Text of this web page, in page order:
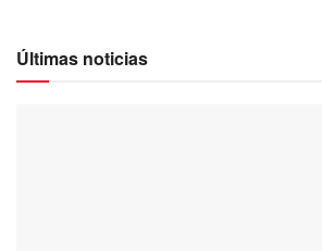
Últimas noticias